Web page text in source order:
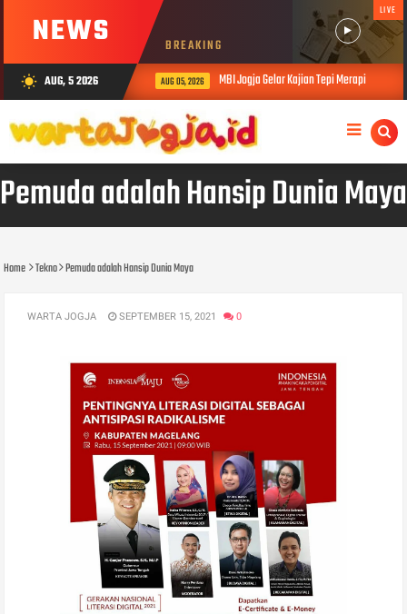
NEWS BREAKING
LIVE
wb_sunny AUG, 5 2026 AUG 05, 2026 MBI Jogja Gelar Kajian Tepi Merapi
Pemuda adalah Hansip Dunia Maya
Home Tekno Pemuda adalah Hansip Dunia Maya
WARTA JOGJA SEPTEMBER 15, 2021 0